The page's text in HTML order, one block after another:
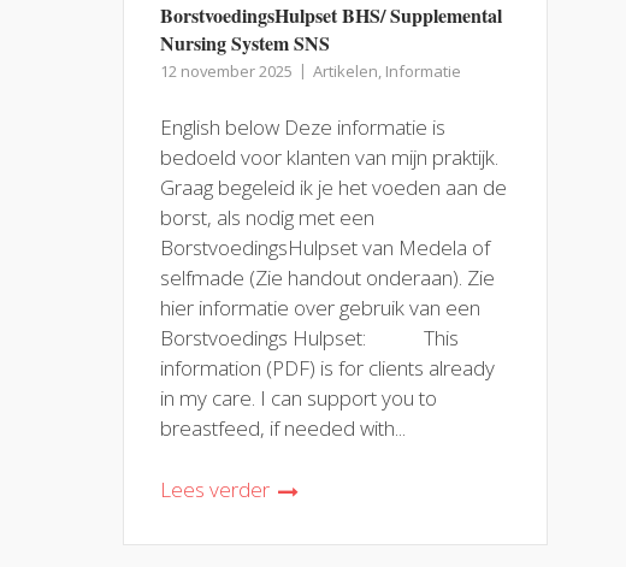
BorstvoedingsHulpset BHS/ Supplemental
Nursing System SNS
12 november 2025 Artikelen, Informatie
English below Deze informatie is
bedoeld voor klanten van mijn praktijk.
Graag begeleid ik je het voeden aan de
borst, als nodig met een
BorstvoedingsHulpset van Medela of
selfmade (Zie handout onderaan). Zie
hier informatie over gebruik van een
Borstvoedings Hulpset: This
information (PDF) is for clients already
in my care. I can support you to
breastfeed, if needed with...
Lees verder